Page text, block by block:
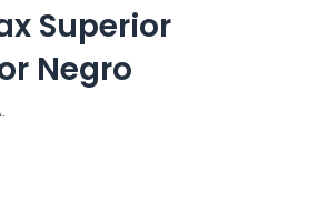
Superior
Negro